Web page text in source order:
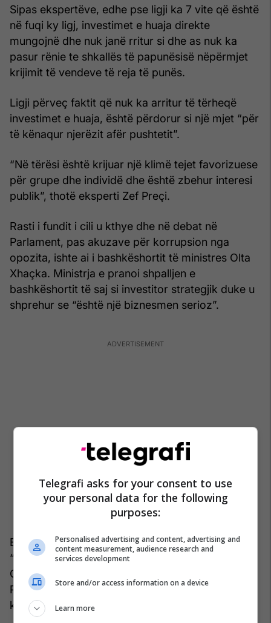
Sipas ekspertëve, edhe pse ligji ka 7 vite që është
në fuqi ky ligj, investimet e huaja direkte
mungojnë dhe nuk janë rritur si dhe as nuk ka
pasur rënie te shkallës të papunësisë nëpërmjet
krijimit të vendeve të reja të punës.
Ligji përveç faktit që nuk ka arritur të tërheqë
investimet e huaja, është përdorur si një mjet “për
të kënaqur njerëzit afër pushtetit”.
“Në tërësi është krijuar një klimë tejet favorizuese
për grupe dhe individë dhe është zbehur interesi
publik”, thotë eksperti Zef Preçi.
Rasti i fundit i cili u kthye dhe në debat në
Parlament, pas akuzave për korrupsion nga
opozita, ishte ai i bashkëshortit të ministres Olta
Xhaçka. Ministrja e pranoi shpalljen e
bashkëshortit të saj si investitor strategjik duke u
shprehur se “është një biznesmen serioz”.
Emra të tjerë afër qeverisë janë shpallur po ashtu
“investitor strategjik”. Rasti i aktorit të humorit
Gazmend Paja, i cili ka marrë pjesë në fushatën e
Partisë Socialiste. Paja ka fituar 133 mijë metër
katror në Dhërmi.
Telegrafi asks for your consent to use
your personal data for the following
purposes:
Personalised advertising and content, advertising and
content measurement, audience research and
services development
Store and/or access information on a device
Learn more